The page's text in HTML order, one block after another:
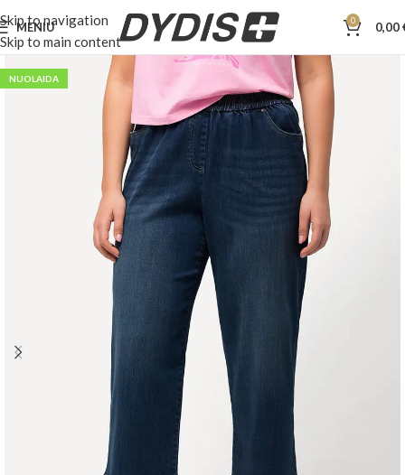
Skip to navigation
Skip to main content
MENIU 0 0,00
NUOLAIDA